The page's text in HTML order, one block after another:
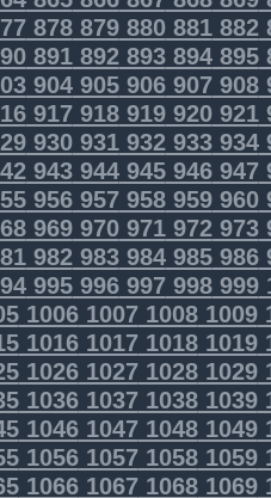
878879880881882
891892893894895
904905906907908
917918919920921
930931932933934
943944945946947
956957958959960
969970971972973
982983984985986
995996997998999
1006100710081009
1016101710181019
1026102710281029
1036103710381039
1046104710481049
1056105710581059
1066106710681069